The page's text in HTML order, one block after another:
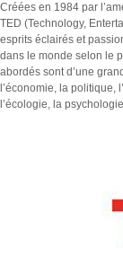
Créées en 1984 par
TED (Technology,
esprits éclairés et
dans le monde selon le
abordés sont d’une
l’économie, la politique,
l’écologie, la